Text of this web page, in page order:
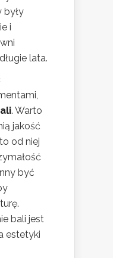
były
i
lata.
. Warto
jakość
od niej
być
bali jest
estetyki